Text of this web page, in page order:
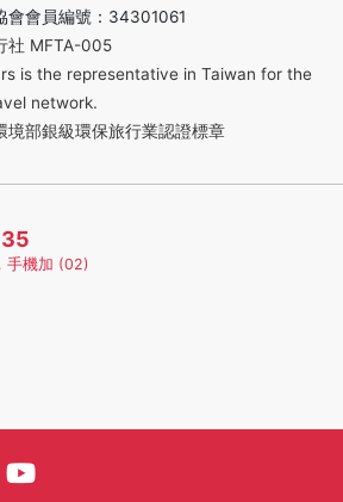
會會員編號：34301061
社 MFTA-005
is the representative in Taiwan for the
network.
境部銀級環保旅行業認證標章
手機加 (02)